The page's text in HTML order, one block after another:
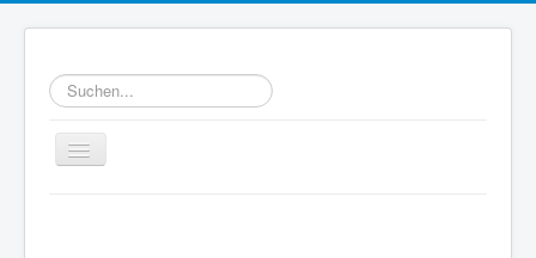
Suchen...
Toggle
Navigation